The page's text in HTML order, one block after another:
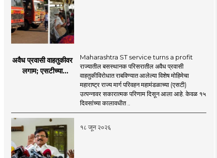
अवैध प्रवासी वाहतुकीवर
लगाम; एसटीच्या
Maharashtra ST service turns a profit
राज्यातील बसस्थानक परिसरातील अवैध प्रवासी
वाहतुकीविरोधात राबविण्यात आलेल्या विशेष मोहिमेचा
महाराष्ट्र राज्य मार्ग परिवहन महामंडळाच्या (एसटी)
उत्पन्नावर सकारात्मक परिणाम दिसून आला आहे. केवळ १५
दिवसांच्या कालावधीत ..
१८ जून २०२६